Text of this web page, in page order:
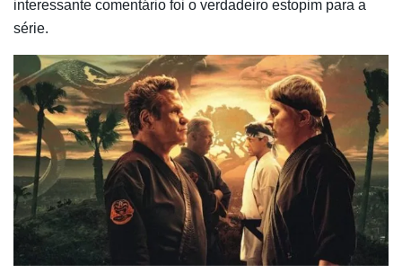
interessante comentário foi o verdadeiro estopim para a
série.